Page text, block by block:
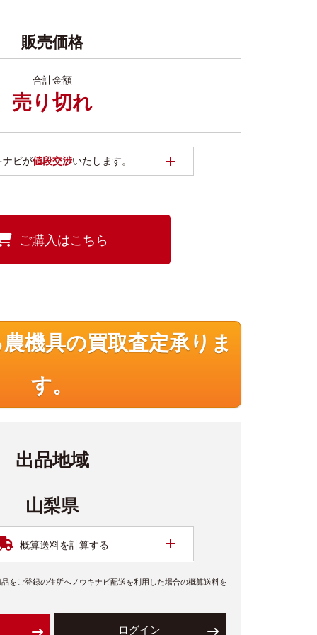
販売価格
合計金額
売り切れ
ナビが値段交渉いたします。
ご購入はこちら
機具の買取査定承りま
す。
出品地域
山梨県
概算送料を計算する
をご登録の住所へノウキナビ配送を利用した場合の概算送料を
ログイン